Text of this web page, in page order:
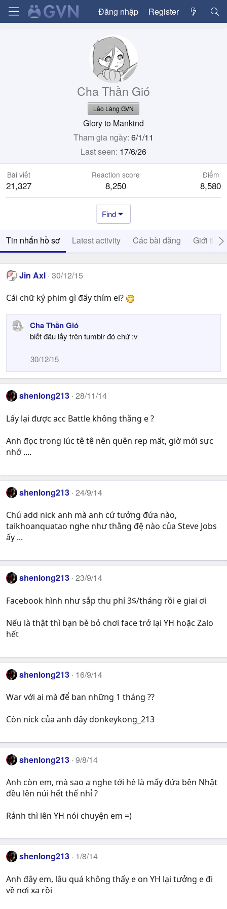
Đăng nhập Register
Cha Thần Gió
Lão Làng GVN
Glory to Mankind
Tham gia ngày 6/1/11
Last seen 17/6/26
Bài viết
21,327
Reaction score
8,250
Điểm
8,580
Find
Tin nhắn hồ sơ Latest activity Các bài đăng Giới thiệu
Jin Axl 30/12/15
Cái chữ ký phim gì đấy thím ei?
Cha Thần Gió
biết đâu lấy trên tumblr đó chứ :v
30/12/15
shenlong213 28/11/14
Lấy lại được acc Battle không thằng e ?
Anh đọc trong lúc tê tê nên quên rep mất, giờ mới sực
nhớ ....
shenlong213 24/9/14
Chú add nick anh mà anh cứ tưởng đứa nào,
taikhoanquatao nghe như thằng đệ nào của Steve Jobs
ấy ...
shenlong213 23/9/14
Facebook hình như sắp thu phí 3$/tháng rồi e giai ơi
Nếu là thật thì bạn bè bỏ chơi face trở lại YH hoặc Zalo
hết
shenlong213 16/9/14
War với ai mà để ban những 1 tháng ??
Còn nick của anh đây donkeykong_213
shenlong213 9/8/14
Anh còn em, mà sao a nghe tới hè là mấy đứa bên Nhật
đều lên núi hết thế nhỉ ?
Rảnh thì lên YH nói chuyện em =)
shenlong213 1/8/14
Anh đây em, lâu quá không thấy e on YH lại tưởng e đi
về nơi xa rồi